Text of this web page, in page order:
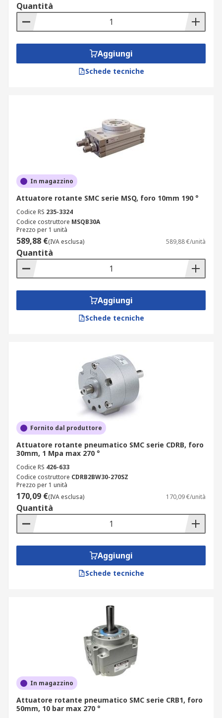
Quantità
Aggiungi
Schede tecniche
In magazzino
Attuatore rotante SMC serie MSQ, foro 10mm 190 °
Codice RS 235-3324
Codice costruttore MSQB30A
Prezzo per 1 unità
589,88 €(IVA esclusa) 589,88 €/unità
Quantità
Aggiungi
Schede tecniche
Fornito dal produttore
Attuatore rotante pneumatico SMC serie CDRB, foro
30mm, 1 Mpa max 270 °
Codice RS 426-633
Codice costruttore CDRB2BW30-270SZ
Prezzo per 1 unità
170,09 €(IVA esclusa) 170,09 €/unità
Quantità
Aggiungi
Schede tecniche
In magazzino
Attuatore rotante pneumatico SMC serie CRB1, foro
50mm, 10 bar max 270 °